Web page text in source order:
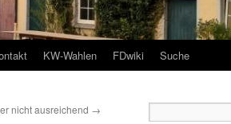
KW-Wahlen FDwiki Suche
nicht ausreichend →